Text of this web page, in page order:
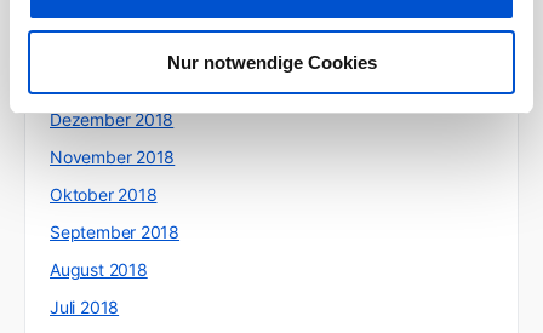
Nur notwendige Cookies
Dezember 2018
November 2018
Oktober 2018
September 2018
August 2018
Juli 2018